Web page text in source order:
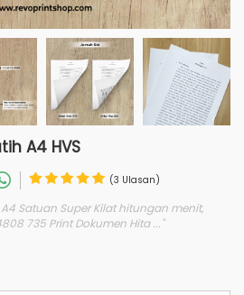
A4 HVS
(3 Ulasan)
Satuan Super Kilat hitungan menit,
735 Print Dokumen Hita ..."